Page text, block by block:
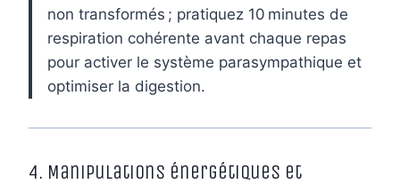
non transformés ; pratiquez 10 minutes de
respiration cohérente avant chaque repas
pour activer le système parasympathique et
optimiser la digestion.
4. Manipulations énergétiques et